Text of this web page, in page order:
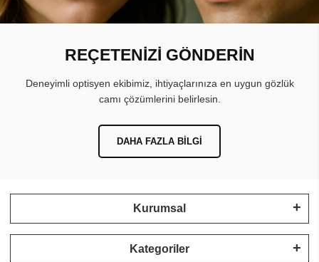
REÇETENİZİ GÖNDERİN
Deneyimli optisyen ekibimiz, ihtiyaçlarınıza en uygun gözlük
camı çözümlerini belirlesin.
DAHA FAZLA BILGI
Kurumsal
Kategoriler